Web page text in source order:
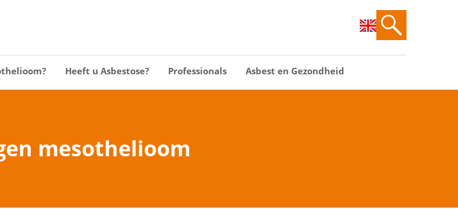
Heeft u Asbestose? Professionals Asbest en Gezondheid
mesothelioom